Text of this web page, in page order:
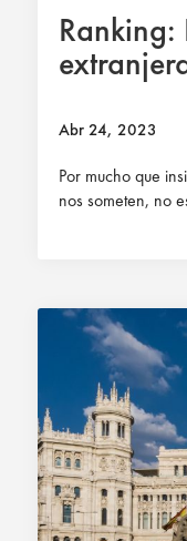
Ranking:
Abr 24, 2023
Por mucho que
nos someten, no